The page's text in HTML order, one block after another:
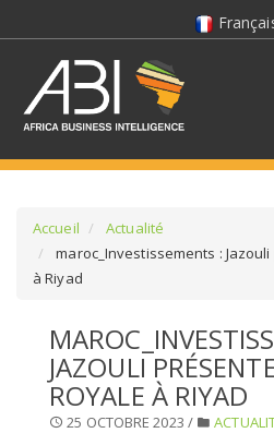
SÉLECTIONNEZ UN DOSSIER
SELECTIONNEZ UNE SECTION
Accueil
Actualité
maroc_Investissements :
à Riyad
JAZOULI
ROYALE À RIYAD
25 OCTOBRE 2023 /